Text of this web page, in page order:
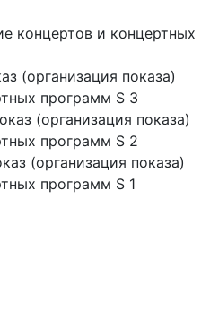
концертов и концертных
(организация показа)
программ S 3
(организация показа)
программ S 2
(организация показа)
программ S 1